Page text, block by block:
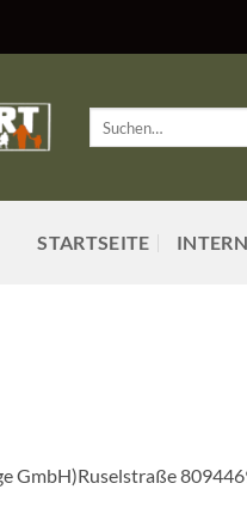
STARTSEITE
GmbH)Ruselstraße